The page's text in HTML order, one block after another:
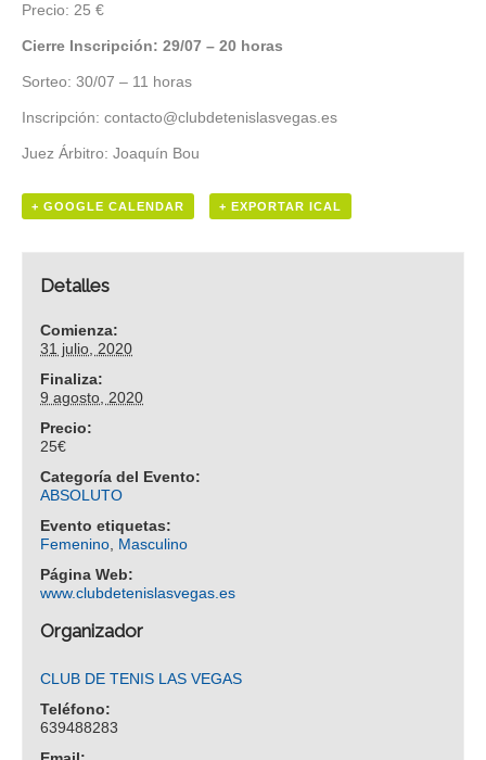
Precio: 25 €
Cierre Inscripción: 29/07 – 20 horas
Sorteo: 30/07 – 11 horas
Inscripción: contacto@clubdetenislasvegas.es
Juez Árbitro: Joaquín Bou
+ GOOGLE CALENDAR + EXPORTAR ICAL
Detalles
Comienza:
31 julio, 2020
Finaliza:
9 agosto, 2020
Precio:
25€
Categoría del Evento:
ABSOLUTO
Evento etiquetas:
Femenino, Masculino
Página Web:
www.clubdetenislasvegas.es
Organizador
CLUB DE TENIS LAS VEGAS
Teléfono:
639488283